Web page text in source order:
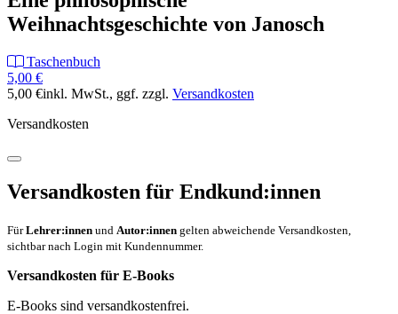
Weihnachtsgeschichte von Janosch
Taschenbuch
5,00 €
5,00 €inkl. MwSt., ggf. zzgl. Versandkosten
Versandkosten
Versandkosten für Endkund:innen
FürLehrer:innen und Autor:innen gelten abweichende Versandkosten,
sichtbar nach Login mit Kundennummer.
Versandkosten für E-Books
E-Books sind versandkostenfrei.